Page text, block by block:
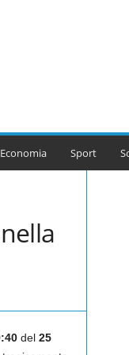
Economia Sport
del 25